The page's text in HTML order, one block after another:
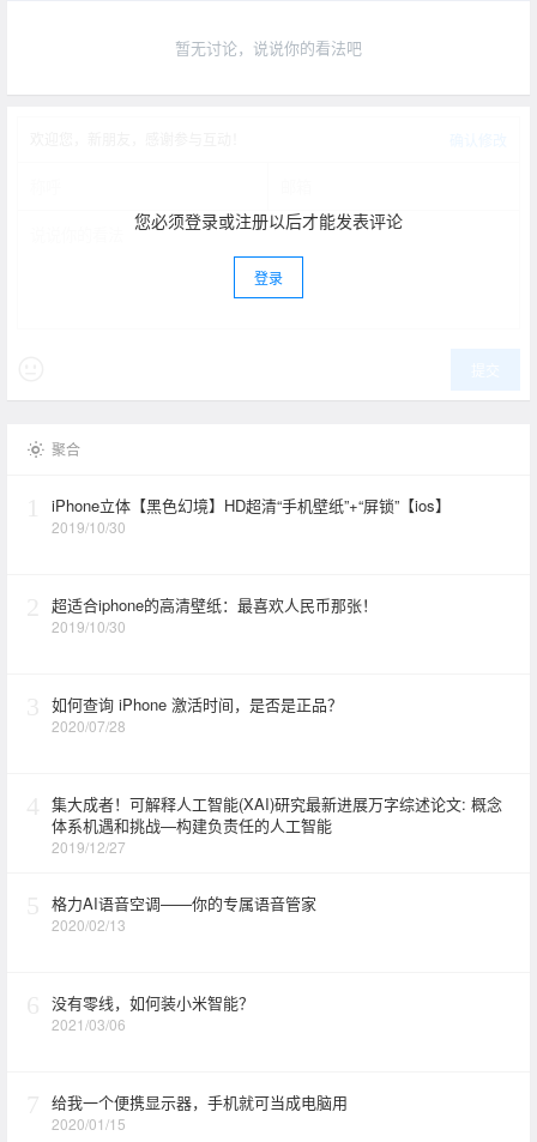
暂无讨论，说说你的看法吧
您必须登录或注册以后才能发表评论
登录
聚合
iPhone立体【黑色幻境】HD超清“手机壁纸”+“屏锁”【ios】
2019/10/30
超适合iphone的高清壁纸：最喜欢人民币那张！
2019/10/30
如何查询 iPhone 激活时间，是否是正品？
2020/07/28
集大成者！可解释人工智能(XAI)研究最新进展万字综述论文: 概念
体系机遇和挑战—构建负责任的人工智能
2019/12/27
格力AI语音空调——你的专属语音管家
2020/02/13
没有零线，如何装小米智能？
2021/03/06
给我一个便携显示器，手机就可当成电脑用
2020/01/15